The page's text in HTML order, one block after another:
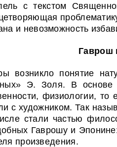
с текстом
и невозможность
Гаврош
возникло понятие
Э. Золя. В
физиологии,
с художником. Так
стали частью
Гаврошу и
произведения.